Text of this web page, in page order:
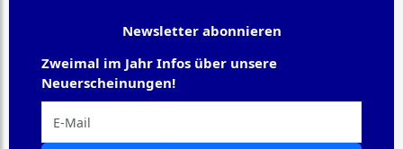
Newsletter abonnieren
Zweimal im Jahr Infos über unsere
Neuerscheinungen!